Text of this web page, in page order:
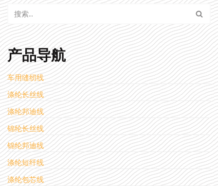
产品导航
车用缝纫线
涤纶长丝线
涤纶邦迪线
锦纶长丝线
锦纶邦迪线
涤纶短纤线
涤纶包芯线